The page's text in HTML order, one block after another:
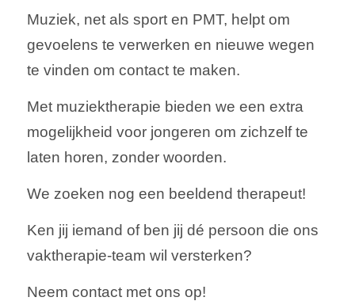
Muziek, net als sport en PMT, helpt om
gevoelens te verwerken en nieuwe wegen
te vinden om contact te maken.
Met muziektherapie bieden we een extra
mogelijkheid voor jongeren om zichzelf te
laten horen, zonder woorden.
We zoeken nog een beeldend therapeut!
Ken jij iemand of ben jij dé persoon die ons
vaktherapie-team wil versterken?
Neem contact met ons op!